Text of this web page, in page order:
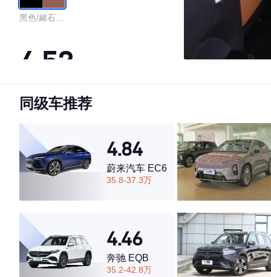
黑色/赭石晶
4.53
·外观表现一般，低于52%同级车
·空间表现一般，低于91%同级车
同级车推荐
4.84
蔚来汽车 EC6
35.8-37.3万
4.46
奔驰 EQB
35.2-42.8万